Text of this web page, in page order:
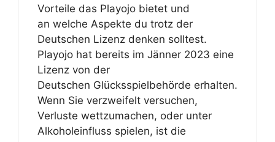
Vorteile das Playojo bietet und
an welche Aspekte du trotz der
Deutschen Lizenz denken solltest.
Playojo hat bereits im Jänner 2023 eine
Lizenz von der
Deutschen Glücksspielbehörde erhalten.
Wenn Sie verzweifelt versuchen,
Verluste wettzumachen, oder unter
Alkoholeinfluss spielen, ist die